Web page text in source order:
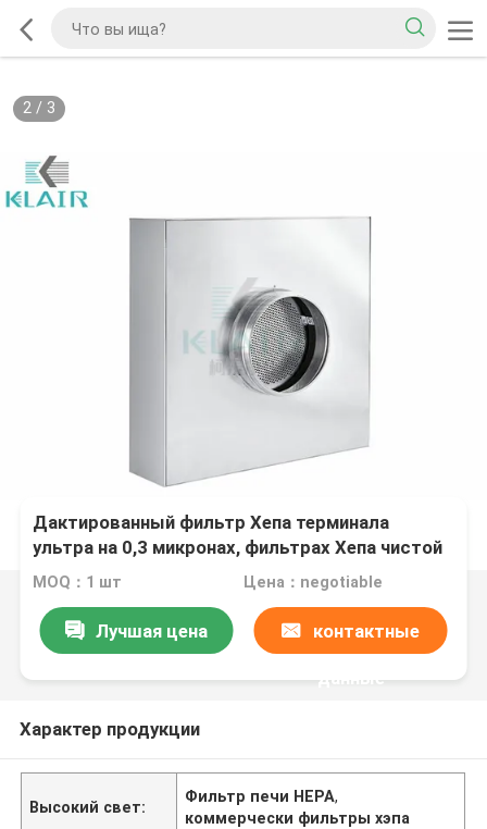
2/ 3
Дактированный фильтр Хепа терминала
ультра на 0,3 микронах, фильтрах Хепа чистой
комнаты
MOQ：1 шт Цена：negotiable
Лучшая цена контактные
данные
Характер продукции
Высокий свет:
Фильтр печи HEPA,
коммерчески фильтры хэпа